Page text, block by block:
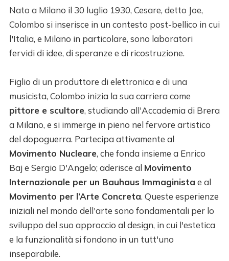
Nato a Milano il 30 luglio 1930, Cesare, detto Joe,
Colombo si inserisce in un contesto post-bellico in cui
l'Italia, e Milano in particolare, sono laboratori
fervidi di idee, di speranze e di ricostruzione.
Figlio di un produttore di elettronica e di una
musicista, Colombo inizia la sua carriera come
pittore e scultore, studiando all'Accademia di Brera
a Milano, e si immerge in pieno nel fervore artistico
del dopoguerra. Partecipa attivamente al
Movimento Nucleare, che fonda insieme a Enrico
Baj e Sergio D'Angelo; aderisce al Movimento
Internazionale per un Bauhaus Immaginista e al
Movimento per l’Arte Concreta. Queste esperienze
iniziali nel mondo dell'arte sono fondamentali per lo
sviluppo del suo approccio al design, in cui l'estetica
e la funzionalità si fondono in un tutt'uno
inseparabile.